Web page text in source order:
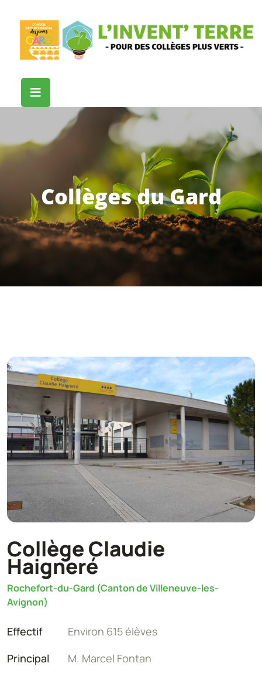
Collèges du Gard
Collège Claudie
Haigneré
Rochefort-du-Gard (Canton de Villeneuve-les-
Avignon)
Effectif
Environ 615 élèves
Principal
M. Marcel Fontan